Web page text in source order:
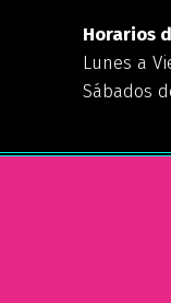
Horarios
Lunes a
Sábados